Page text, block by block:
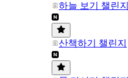
하늘 보기 챌린지
산책하기 챌린지